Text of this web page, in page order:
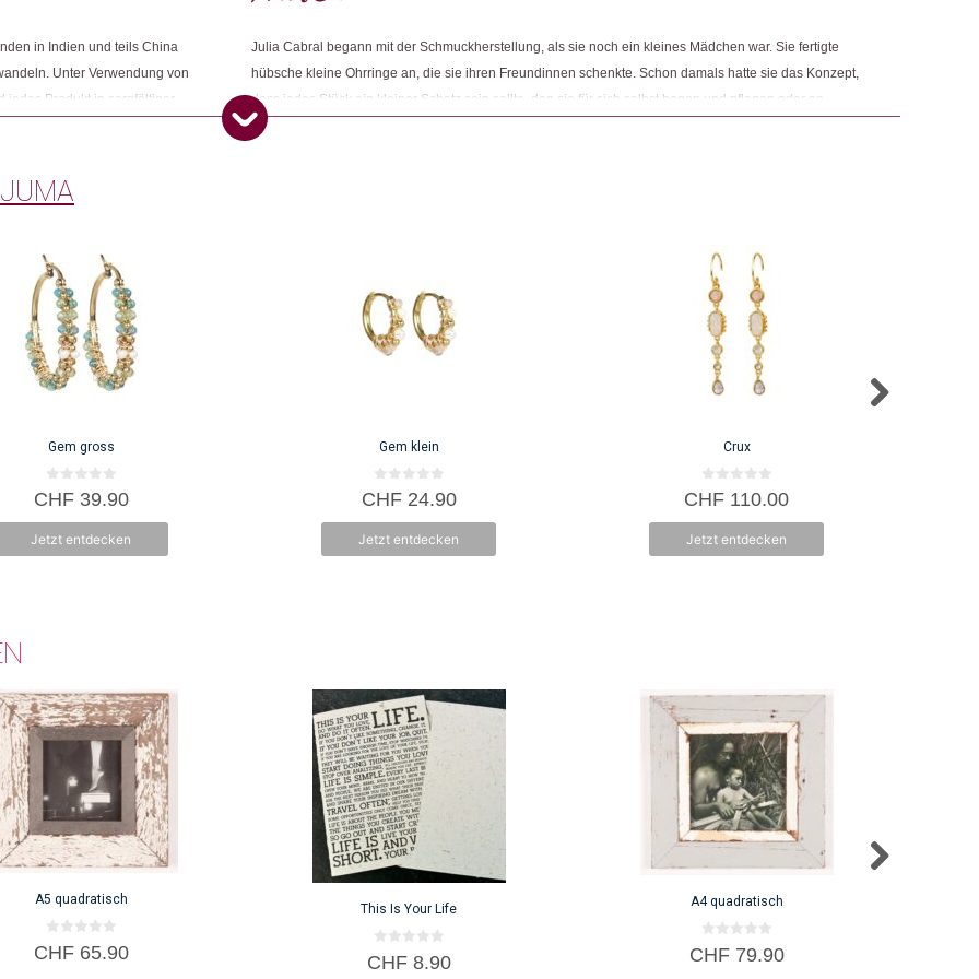
Dieses Produkt weiterempfehlen:
in Indien und teils China
Unter Verwendung von
jedes Produkt in sorgfältiger
Julia Cabral begann mit der Schmuckherstellung, als sie noch ein kleines Mädchen war. Sie fertigte
hübsche kleine Ohrringe an, die sie ihren Freundinnen schenkte. Schon damals hatte sie das Konzept,
dass jedes Stück ein kleiner Schatz sein sollte, den sie für sich selbst hegen und pflegen oder an
jemand Besonderen verschenken sollte. Für jedes Produkt, das sie kreiert, behält Julia dieses Konzept
Gem gross
0
v
5
CHF39.90
Jetzt entdecken
Gem klein
0
v
5
CHF24.90
Jetzt entdecken
Crux
0
v
5
CHF 110.00
Jetzt entdecken
A5 quadratisch
0
v
CHF65.90
This Is Your Life
0
v
CHF8.90
A4 quadratisch
0
v
CHF79.90